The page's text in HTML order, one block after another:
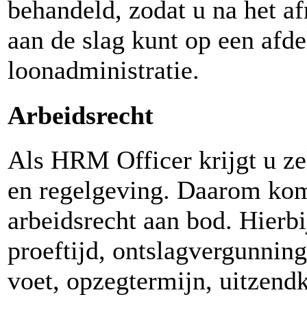
behandeld, zodat u na het
aan de slag kunt op een
loonadministratie.
Arbeidsrecht
Als HRM Officer krijgt u
en regelgeving. Daarom
arbeidsrecht aan bod.
proeftijd,
voet, opzegtermijn,